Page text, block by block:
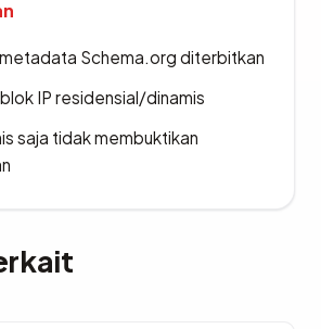
Schema.org diterbitkan
IP residensial/dinamis
saja tidak membuktikan